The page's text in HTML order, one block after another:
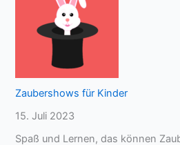
Zaubershows für Kinder
15. Juli 2023
Spaß und Lernen, das können